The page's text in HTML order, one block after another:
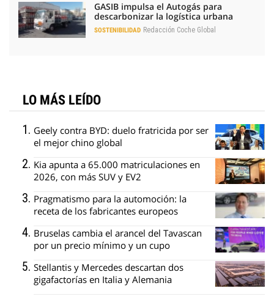
GASIB impulsa el Autogás para
descarbonizar la logística urbana
SOSTENIBILIDAD Redacción Coche Global
LO MÁS LEÍDO
Geely contra BYD: duelo fratricida por ser
el mejor chino global
Kia apunta a 65.000 matriculaciones en
2026, con más SUV y EV2
Pragmatismo para la automoción: la
receta de los fabricantes europeos
Bruselas cambia el arancel del Tavascan
por un precio mínimo y un cupo
Stellantis y Mercedes descartan dos
gigafactorías en Italia y Alemania